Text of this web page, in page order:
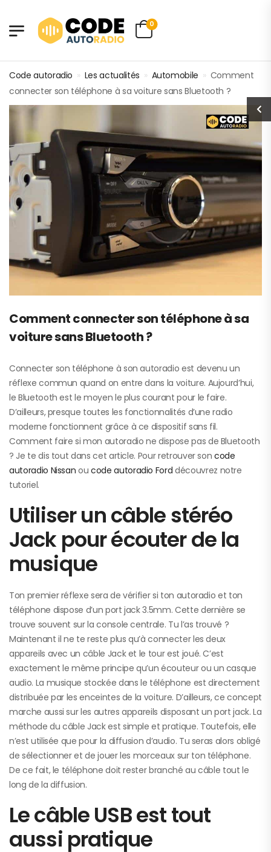
0
Code autoradio » Les actualités » Automobile » Comment
connecter son téléphone à sa voiture sans Bluetooth ?
Comment connecter son téléphone à sa
voiture sans Bluetooth ?
Connecter son téléphone à son autoradio est devenu un
réflexe commun quand on entre dans la voiture. Aujourd’hui,
le Bluetooth est le moyen le plus courant pour le faire.
D’ailleurs, presque toutes les fonctionnalités d’une radio
moderne fonctionnent grâce à ce dispositif sans fil.
Comment faire si mon autoradio ne dispose pas de Bluetooth
? Je te dis tout dans cet article. Pour retrouver soncode
autoradio Nissan oucode autoradio Ford découvrez notre
tutoriel.
Utiliser un câble stéréo
Jack pour écouter de la
musique
Ton premier réflexe sera de vérifier si ton autoradio et ton
téléphone dispose d’un port jack 3.5mm. Cette dernière se
trouve souvent sur la console centrale. Tu l’as trouvé ?
Maintenant il ne te reste plus qu’à connecter les deux
appareils avec un câble Jack et le tour est joué. C’est
exactement le même principe qu’un écouteur ou un casque
audio. La musique stockée dans le téléphone est directement
distribuée par les enceintes de la voiture. D’ailleurs, ce concept
marche aussi sur les autres appareils disposant un port jack. La
méthode du câble Jack est simple et pratique. Toutefois, elle
n’est utilisée que pour la diffusion d’audio. Tu seras alors obligé
de sélectionner et de jouer les morceaux sur ton téléphone.
De ce fait, le téléphone doit rester branché au câble tout le
long de la diffusion.
Le câble USB est tout
aussi pratique